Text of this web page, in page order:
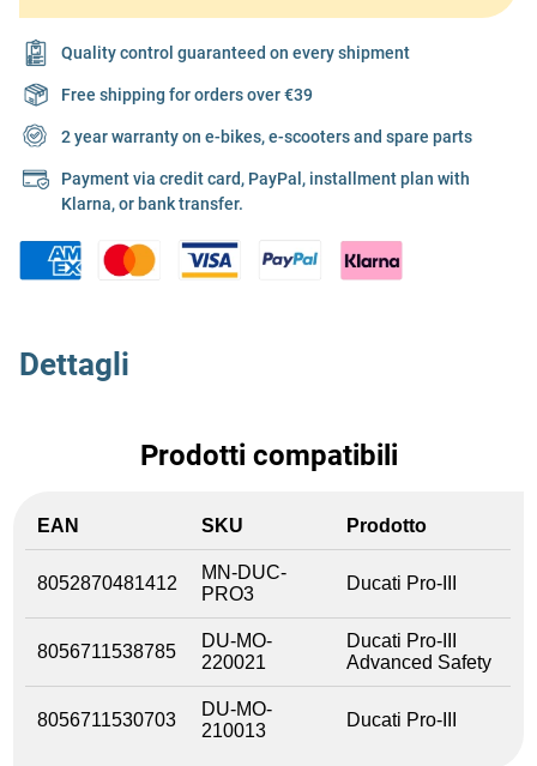
Quality control guaranteed on every shipment
Free shipping for orders over €39
2 year warranty on e-bikes, e-scooters and spare parts
Payment via credit card, PayPal, installment plan with
Klarna, or bank transfer.
Dettagli
Prodotti compatibili
EAN SKU Prodotto
8052870481412
MN-DUC-
PRO3
Ducati Pro-III
8056711538785
DU-MO-
220021
Ducati Pro-III
Advanced Safety
8056711530703
DU-MO-
210013
Ducati Pro-III